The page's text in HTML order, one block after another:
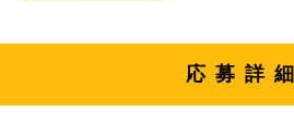
応募詳細